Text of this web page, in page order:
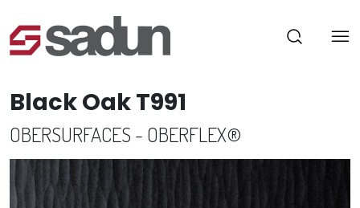
Black Oak T991
OBERSURFACES - OBERFLEX®